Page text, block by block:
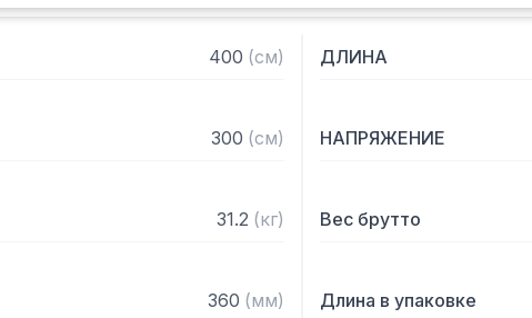
400 (см) ДЛИНА
300 (см) НАПРЯЖЕНИЕ
31.2 (кг) Вес брутто
360 (мм) Длина в упаковке